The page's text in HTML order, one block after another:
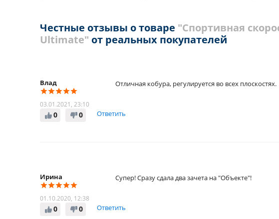
Честные отзывы о товаре "Спортивная
Ultimate" от реальных покупателей
Влад
03.01.2021, 23:10
Отличная кобура, регулируется во всех плоскостях.
0
0 Ответить
Ирина
01.10.2020, 12:38
Супер! Сразу сдала два зачета на "Объекте"!
0
0 Ответить